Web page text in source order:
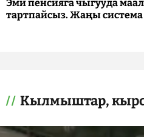
Эми пенсияга чыгууда
тартпайсыз. Жаңы
Кылмыштар,